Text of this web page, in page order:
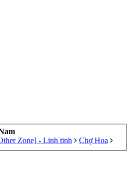
Zone] - Linh tinh Chợ Hoa